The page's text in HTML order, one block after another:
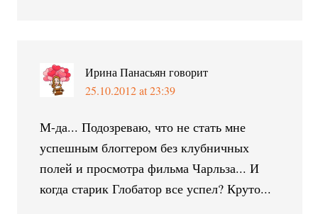
Ирина Панасьян говорит
25.10.2012 at 23:39
М-да... Подозреваю, что не стать мне
успешным блоггером без клубничных
полей и просмотра фильма Чарльза... И
когда старик Глобатор все успел? Круто...